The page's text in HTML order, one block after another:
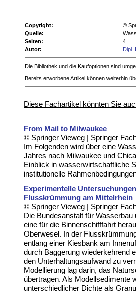
Copyright:
©
Quelle:
Seiten:
4
Autor:
Dipl.
Die Bibliothek und die Kaufoptionen sind
Bereits erworbene Artikel können weiterhin
Diese Fachartikel könnten Sie
From Mail to Milwaukee
© Springer Vieweg | Springer
Im Folgenden wird über eine
Jahres nach Milwaukee und
Einblick in wasserwirtschaftliche
institutionelle
Experimentelle
Flusskrümmung am Mittelrhein
© Springer Vieweg | Springer
Die Bundesanstalt für
eine für die Binnenschifffahrt
Oberwesel. In der
entlang einer Kiesbank am
durch Baggerung wiederkehrend
den Unterhaltungsaufwand zu
Modellierung lag darin, das
übertragen. Als Modellsedimente
unterschiedlicher Dichte als